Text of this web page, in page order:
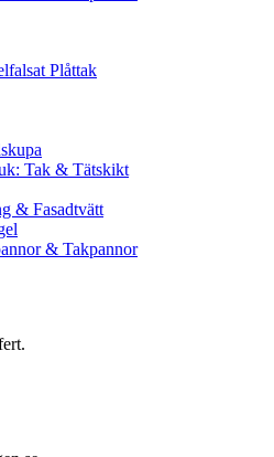
Plåttak
Tak & Tätskikt
& Fasadtvätt
& Takpannor